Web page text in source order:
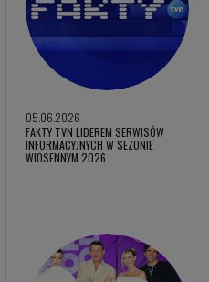
05.06.2026
FAKTY TVN LIDEREM SERWISÓW
INFORMACYJNYCH W SEZONIE
WIOSENNYM 2026